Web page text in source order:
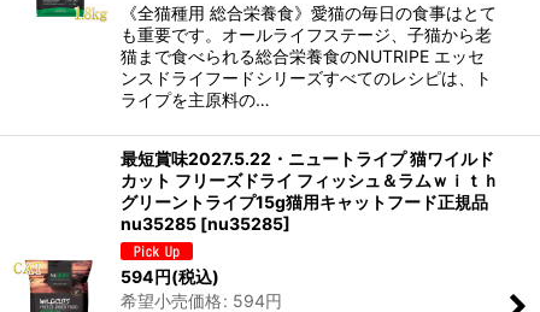
《全猫種用 総合栄養食》愛猫の毎日の食事はとて
も重要です。オールライフステージ、子猫から老
猫まで食べられる総合栄養食のNUTRIPE エッセ
ンスドライフードシリーズすべてのレシピは、ト
ライプを主原料の…
最短賞味2027.5.22・ニュートライプ 猫ワイルド
カット フリーズドライ フィッシュ＆ラムｗｉｔｈ
グリーントライプ15g猫用キャットフード正規品
nu35285 [nu35285]
594円(税込)
希望小売価格: 594円